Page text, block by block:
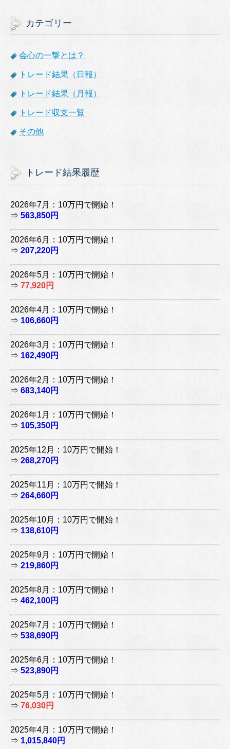
カテゴリー
会心の一撃とは？
トレード結果（日報）
トレード結果（月報）
トレード収支一覧
その他
トレード結果履歴
2026年7月：10万円で開始！
⇒ 563,850円
2026年6月：10万円で開始！
⇒ 207,220円
2026年5月：10万円で開始！
⇒ 77,920円
2026年4月：10万円で開始！
⇒ 106,660円
2026年3月：10万円で開始！
⇒ 162,490円
2026年2月：10万円で開始！
⇒ 683,140円
2026年1月：10万円で開始！
⇒ 105,350円
2025年12月：10万円で開始！
⇒ 268,270円
2025年11月：10万円で開始！
⇒ 264,660円
2025年10月：10万円で開始！
⇒ 138,610円
2025年9月：10万円で開始！
⇒ 219,860円
2025年8月：10万円で開始！
⇒ 462,100円
2025年7月：10万円で開始！
⇒ 538,690円
2025年6月：10万円で開始！
⇒ 523,890円
2025年5月：10万円で開始！
⇒ 76,030円
2025年4月：10万円で開始！
⇒ 1,015,840円